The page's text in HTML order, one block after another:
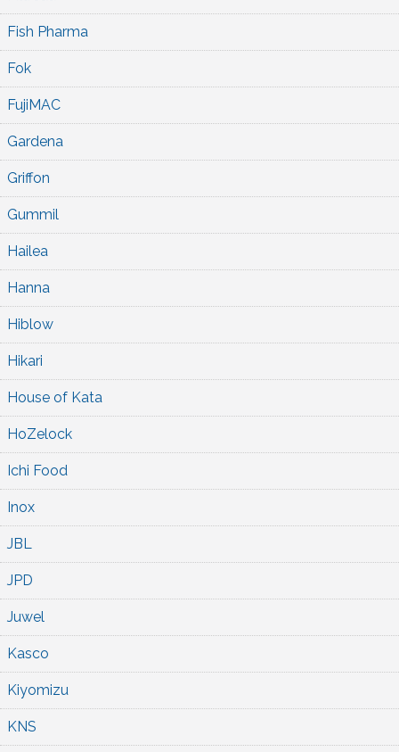
Fish Pharma
Fok
FujiMAC
Gardena
Griffon
Gummil
Hailea
Hanna
Hiblow
Hikari
House of Kata
HoZelock
Ichi Food
Inox
JBL
JPD
Juwel
Kasco
Kiyomizu
KNS